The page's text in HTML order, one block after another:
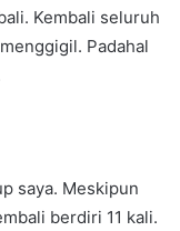
Kembali seluruh
Padahal
saya. Meskipun
berdiri 11 kali.